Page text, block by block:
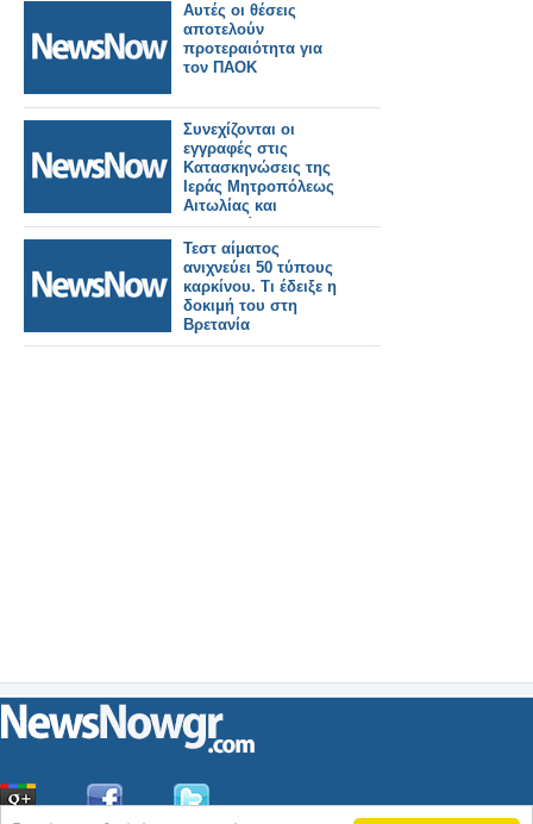
Αυτές οι θέσεις
αποτελούν
προτεραιότητα για
τον ΠΑΟΚ
Συνεχίζονται οι
εγγραφές στις
Κατασκηνώσεις της
Ιεράς Μητροπόλεως
Αιτωλίας και
Ακαρνανίας
Τεστ αίματος
ανιχνεύει 50 τύπους
καρκίνου. Τι έδειξε η
δοκιμή του στη
Βρετανία